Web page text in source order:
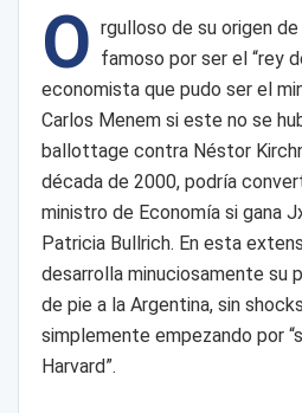
O rgulloso de su origen
famoso por ser el “rey
economista que pudo ser el
Carlos Menem si este no se
ballottage contra Néstor
década de 2000, podría
ministro de Economía si gana
Patricia Bullrich. En esta
desarrolla minuciosamente su
de pie a la Argentina, sin
simplemente empezando por
Harvard”.